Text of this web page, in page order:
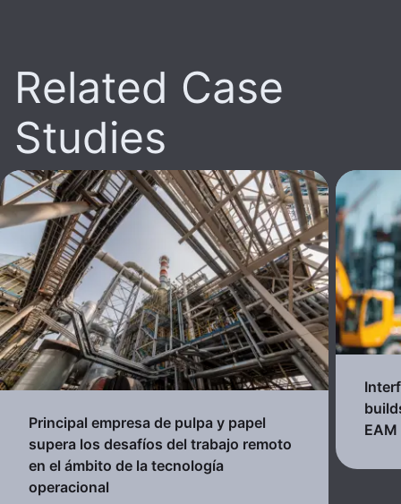
Related Case
Studies
Principal empresa de pulpa y papel
supera los desafíos del trabajo remoto
en el ámbito de la tecnología
operacional
EAM